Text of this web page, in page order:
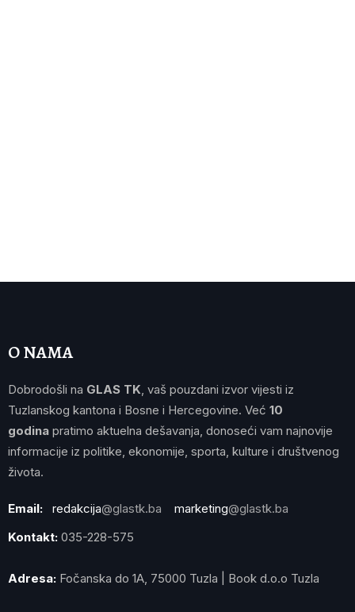
O NAMA
Dobrodošli na GLAS TK , vaš pouzdani izvor vijesti iz
Tuzlanskog kantona i Bosne i Hercegovine. Već 10
godina pratimo aktuelna dešavanja, donoseći vam najnovije
informacije iz politike, ekonomije, sporta, kulture i društvenog
života.
Email: redakcija@glastk.ba marketing@glastk.ba
Kontakt: 035-228-575
Adresa: Fočanska do 1A, 75000 Tuzla | Book d.o.o Tuzla